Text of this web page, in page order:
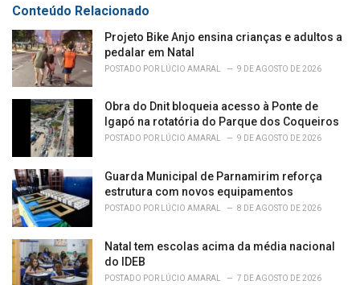
o
r
i
e
s
:Conteúdo Relacionado
Projeto Bike Anjo ensina crianças e adultos a
pedalar em Natal
POSTADO POR LÚCIO AMARAL 9 DE AGOSTO DE 2026
Obra do Dnit bloqueia acesso à Ponte de
Igapó na rotatória do Parque dos Coqueiros
POSTADO POR LÚCIO AMARAL 9 DE AGOSTO DE 2026
Guarda Municipal de Parnamirim reforça
estrutura com novos equipamentos
POSTADO POR LÚCIO AMARAL 8 DE AGOSTO DE 2026
Natal tem escolas acima da média nacional
do IDEB
POSTADO POR LÚCIO AMARAL 7 DE AGOSTO DE 2026